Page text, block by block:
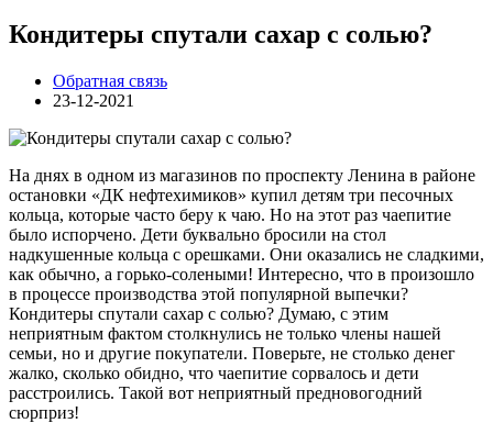
Кондитеры спутали сахар с солью?
Обратная связь
23-12-2021
На днях в одном из магазинов по проспекту Ленина в районе
остановки «ДК нефтехимиков» купил детям три песочных
кольца, которые часто беру к чаю. Но на этот раз чаепитие
было испорчено. Дети буквально бросили на стол
надкушенные кольца с орешками. Они оказались не сладкими,
как обычно, а горько-солеными! Интересно, что в произошло
в процессе производства этой популярной выпечки?
Кондитеры спутали сахар с солью? Думаю, с этим
неприятным фактом столкнулись не только члены нашей
семьи, но и другие покупатели. Поверьте, не столько денег
жалко, сколько обидно, что чаепитие сорвалось и дети
расстроились. Такой вот неприятный предновогодний
сюрприз!